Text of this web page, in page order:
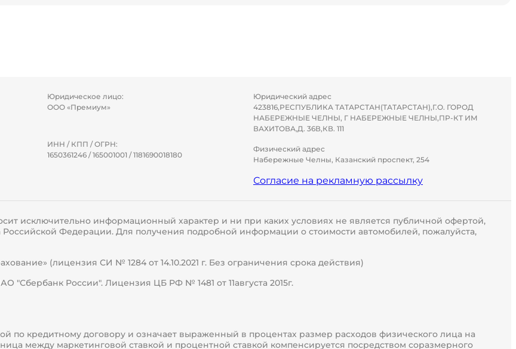
Юридическое лицо:
ООО «Премиум»
ИНН / КПП / ОГРН:
1650361246 / 165001001 / 1181690018180
Юридический адрес
423816,РЕСПУБЛИКА ТАТАРСТАН(ТАТАРСТАН),Г.О. ГОРОД
НАБЕРЕЖНЫЕ ЧЕЛНЫ, Г НАБЕРЕЖНЫЕ ЧЕЛНЫ,ПР-КТ ИМ
ВАХИТОВА,Д. 36В,КВ. 111
Физический адрес
Набережные Челны, Казанский проспект, 254
Согласие на рекламную рассылку
исключительно информационный характер и ни при каких условиях не является публичной офертой,
Федерации. Для получения подробной информации о стоимости автомобилей, пожалуйста,
(лицензия СИ № 1284 от 14.10.2021 г. Без ограничения срока действия)
"Сбербанк России". Лицензия ЦБ РФ № 1481 от 11августа 2015г.
по кредитному договору и означает выраженный в процентах размер расходов физического лица на
между маркетинговой ставкой и процентной ставкой компенсируется посредством соразмерного